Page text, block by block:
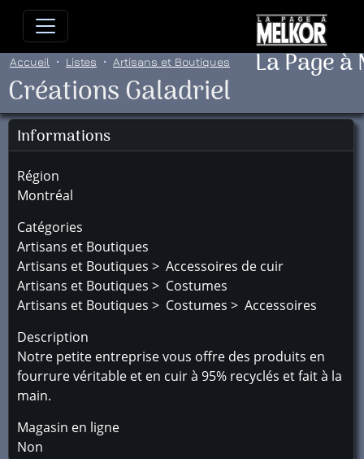
Allez directement au contenu
La Page
Accueil Listes Artisans et Boutiques
Créations Galadriel
Informations
Région
Montréal
Catégories
Artisans et Boutiques
Artisans et Boutiques > Accessoires de cuir
Artisans et Boutiques > Costumes
Artisans et Boutiques > Costumes > Accessoires
Description
Notre petite entreprise vous offre des produits en
fourrure véritable et en cuir à 95% recyclés et fait à la
main.
Magasin en ligne
Non